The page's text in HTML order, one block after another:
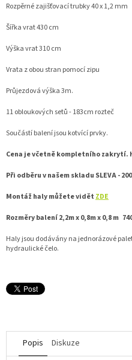
Rozpěrné zajišťovací trubky 40 x 1,2 mm
Šířka vrat 430 cm
Výška vrat 310 cm
Vrata z obou stran pomocí zipu
Průjezdová výška 3m.
11 obloukových setů - 183cm rozteč
Součástí balení jsou kotvící prvky.
Cena je včetně kompletního
Při odběru v našem skladu SLEVA -
Montáž haly můžete vidět ZDE
Rozměry balení 2,2m x 0,8m x 0,8 m
Haly jsou dodávány na jednorázové
hydraulické čelo.
Popis Diskuze